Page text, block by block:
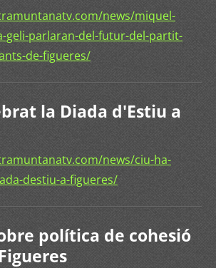
news/miquel-
geli-parlaran-del-futur-del-partit-
de-figueres/
la Diada d'Estiu a
news/ciu-ha-
destiu-a-figueres/
política de cohesió